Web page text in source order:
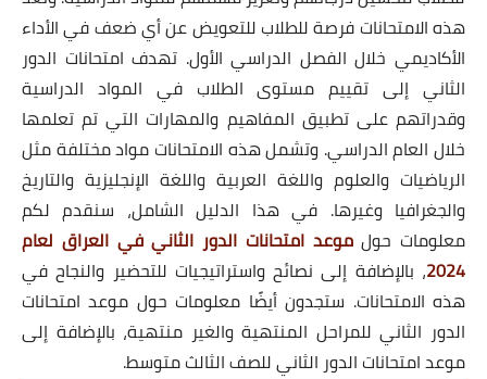
هذه الامتحانات فرصة للطلاب للتعويض عن أي ضعف في الأداء
الأكاديمي خلال الفصل الدراسي الأول. تهدف امتحانات الدور
الثاني إلى تقييم مستوى الطلاب في المواد الدراسية
وقدراتهم على تطبيق المفاهيم والمهارات التي تم تعلمها
خلال العام الدراسي. وتشمل هذه الامتحانات مواد مختلفة مثل
الرياضيات والعلوم واللغة العربية واللغة الإنجليزية والتاريخ
والجغرافيا وغيرها. في هذا الدليل الشامل، سنقدم لكم
معلومات حولموعد امتحانات الدور الثاني في العراق لعام
2024، بالإضافة إلى نصائح واستراتيجيات للتحضير والنجاح في
هذه الامتحانات. ستجدون أيضًا معلومات حول موعد امتحانات
الدور الثاني للمراحل المنتهية والغير منتهية، بالإضافة إلى
موعد امتحانات الدور الثاني للصف الثالث متوسط.